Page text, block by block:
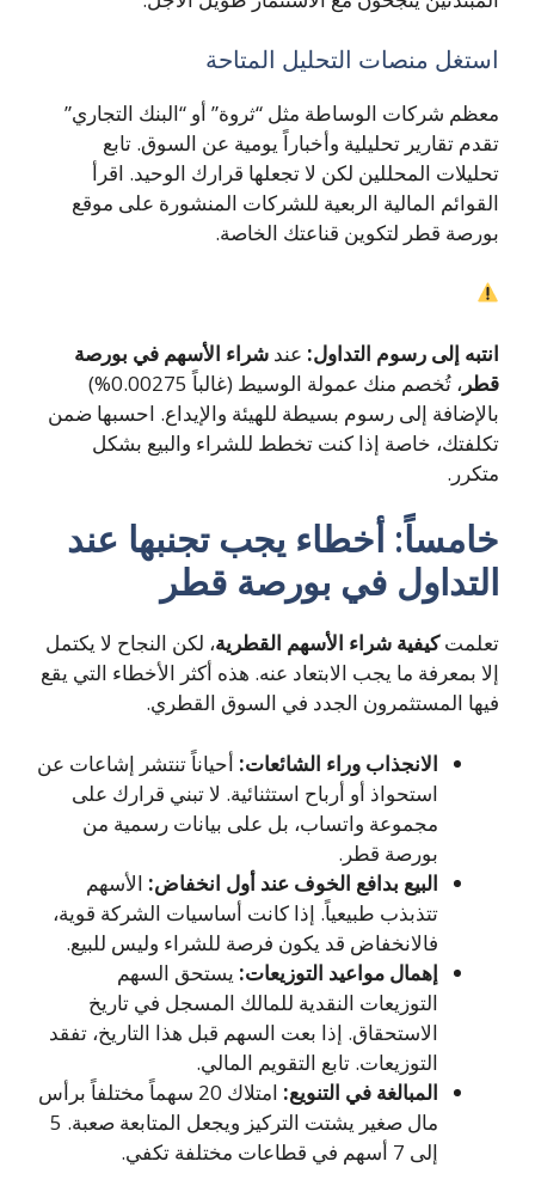
استغل منصات التحليل المتاحة
معظم شركات الوساطة مثل “ثروة” أو “البنك التجاري”
تقدم تقارير تحليلية وأخباراً يومية عن السوق. تابع
تحليلات المحللين لكن لا تجعلها قرارك الوحيد. اقرأ
القوائم المالية الربعية للشركات المنشورة على موقع
بورصة قطر لتكوين قناعتك الخاصة.
انتبه إلى رسوم التداول: عند شراء الأسهم في بورصة
قطر
، تُخصم منك عمولة الوسيط (غالباً 0.00275%)
بالإضافة إلى رسوم بسيطة للهيئة والإيداع. احسبها ضمن
تكلفتك، خاصة إذا كنت تخطط للشراء والبيع بشكل
متكرر.
خامساً: أخطاء يجب تجنبها عند
التداول في بورصة قطر
تعلمتكيفية شراء الأسهم القطرية، لكن النجاح لا يكتمل
إلا بمعرفة ما يجب الابتعاد عنه. هذه أكثر الأخطاء التي يقع
فيها المستثمرون الجدد في السوق القطري.
الانجذاب وراء الشائعات: أحياناً تنتشر إشاعات عن
استحواذ أو أرباح استثنائية. لا تبني قرارك على
مجموعة واتساب، بل على بيانات رسمية من
بورصة قطر.
البيع بدافع الخوف عند أول انخفاض: الأسهم
تتذبذب طبيعياً. إذا كانت أساسيات الشركة قوية،
فالانخفاض قد يكون فرصة للشراء وليس للبيع.
إهمال مواعيد التوزيعات: يستحق السهم
التوزيعات النقدية للمالك المسجل في تاريخ
الاستحقاق. إذا بعت السهم قبل هذا التاريخ، تفقد
التوزيعات. تابع التقويم المالي.
المبالغة في التنويع:
امتلاك 20 سهماً مختلفاً برأس
مال صغير يشتت التركيز ويجعل المتابعة صعبة. 5
إلى 7 أسهم في قطاعات مختلفة تكفي.